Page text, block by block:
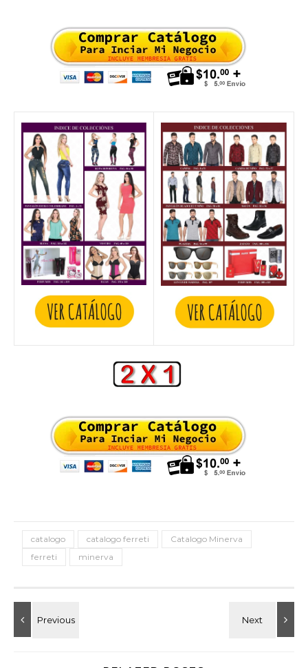
catalogo catalogo ferreti
Catalogo Minerva
ferreti
minerva